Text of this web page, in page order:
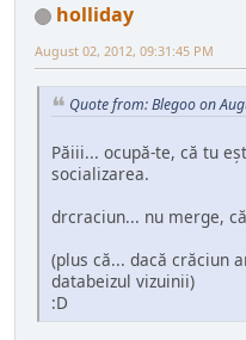
holliday
August 02, 2012, 09:31:45 PM
Quote from: Blegoo on
Păiii... ocupă-te, că tu
socializarea.
drcraciun... nu merge,
(plus că... dacă crăciun
databeizul vizuinii)
:D